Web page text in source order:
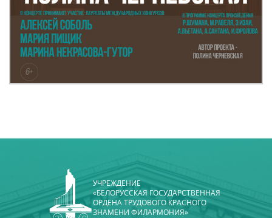
УЧРЕЖДЕНИЕ
«БЕЛОРУССКАЯ ГОСУДАРСТВЕННАЯ
ОРДЕНА ТРУДОВОГО КРАСНОГО
ЗНАМЕНИ ФИЛАРМОНИЯ»